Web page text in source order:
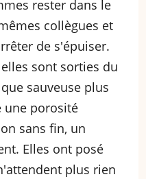
rester dans le
collègues et
de s'épuiser.
sont sorties du
sauveuse plus
une porosité
sans fin, un
Elles ont posé
plus rien